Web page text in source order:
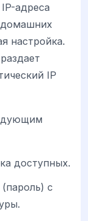
адреса
домашних
настройка.
IP
доступных.
с